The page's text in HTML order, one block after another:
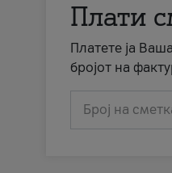
Плати
Платете ја
бројот на
Број на